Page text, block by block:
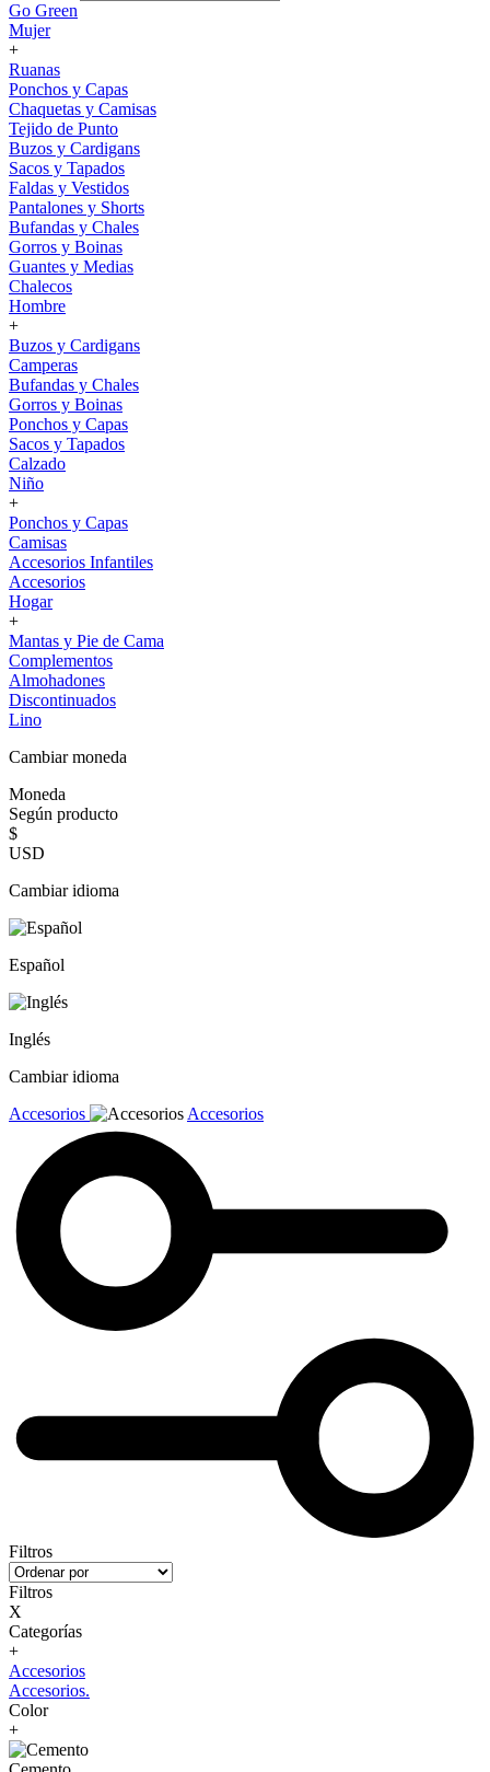
Go Green
Mujer
+
Ruanas
Ponchos y Capas
Chaquetas y Camisas
Tejido de Punto
Buzos y Cardigans
Sacos y Tapados
Faldas y Vestidos
Pantalones y Shorts
Bufandas y Chales
Gorros y Boinas
Guantes y Medias
Chalecos
Hombre
+
Buzos y Cardigans
Camperas
Bufandas y Chales
Gorros y Boinas
Ponchos y Capas
Sacos y Tapados
Calzado
Niño
+
Ponchos y Capas
Camisas
Accesorios Infantiles
Accesorios
Hogar
+
Mantas y Pie de Cama
Complementos
Almohadones
Discontinuados
Lino
Cambiar moneda
Moneda
Según producto
$
USD
Cambiar idioma
Español
Inglés
Cambiar idioma
Accesorios
Accesorios
Filtros
Filtros
X
Categorías
+
Accesorios
Accesorios.
Color
+